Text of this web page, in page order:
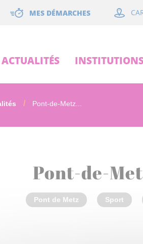
MES DÉMARCHES
ACTUALITÉS
Pont-de-Metz...
Pont-de-
Pont de Metz Sport